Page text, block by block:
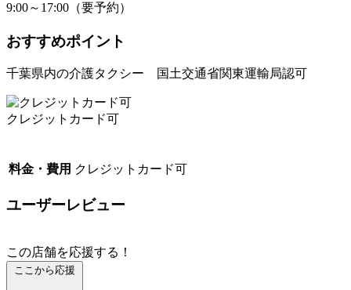
9:00～17:00（要予約）
おすすめポイント
千葉県内の介護タクシー 国土交通省関東運輸局認可
クレジットカード可
料金・費用 クレジットカード可
ユーザーレビュー
この店舗を応援する！
ここから応援